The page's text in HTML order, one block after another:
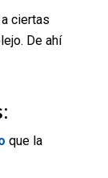
a ciertas
De ahí
que la